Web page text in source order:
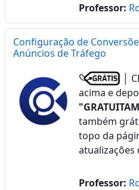
Professor:
Configuração de
Anúncios de Tráfego
│
acima e
também
topo da
atualizações
Professor: